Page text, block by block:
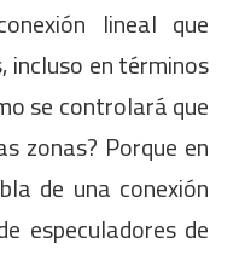
lineal que
incluso en términos
se controlará que
zonas? Porque en
de una conexión
especuladores de